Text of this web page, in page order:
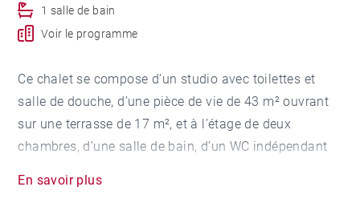
1 salle de bain
Voir le programme
Ce chalet se compose d’un studio avec toilettes et
salle de douche, d’une pièce de vie de 43 m² ouvrant
sur une terrasse de 17 m², et à l’étage de deux
chambres, d’une salle de bain, d’un WC indépendant
sur un balcon.
En savoir plus